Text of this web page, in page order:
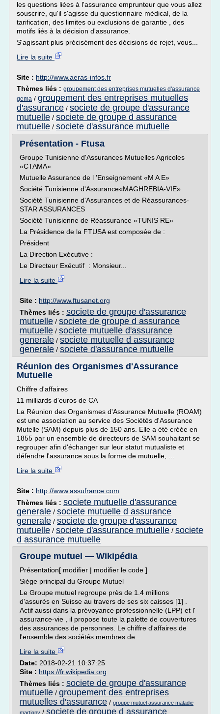
les questions liées à l'assurance emprunteur que vous allez
souscrire, qu'il s'agisse du questionnaire médical, de la
tarification, des limites ou exclusions de garantie , des
motifs liés à la décision d'assurance.
S'agissant plus précisément des décisions de rejet, vous...
Lire la suite
Site : http://www.aeras-infos.fr
Thèmes liés : groupement des entreprises mutuelles d'assurance
gema / groupement des entreprises mutuelles
d'assurance / societe de groupe d'assurance
mutuelle / societe de groupe d assurance
mutuelle / societe d'assurance mutuelle
Présentation - Ftusa
Groupe Tunisienne d'Assurances Mutuelles Agricoles
«CTAMA»
Mutuelle Assurance de l 'Enseignement «M A E»
Société Tunisienne d'Assurance«MAGHREBIA-VIE»
Société Tunisienne d'Assurances et de Réassurances-
STAR ASSURANCES
Société Tunisienne de Réassurance «TUNIS RE»
La Présidence de la FTUSA est composée de :
Président
La Direction Exécutive :
Le Directeur Exécutif : Monsieur...
Lire la suite
Site : http://www.ftusanet.org
Thèmes liés : societe de groupe d'assurance
mutuelle / societe de groupe d assurance
mutuelle / societe mutuelle d'assurance
generale / societe mutuelle d assurance
generale / societe d'assurance mutuelle
Réunion des Organismes d'Assurance
Mutuelle
Chiffre d'affaires
11 milliards d'euros de CA
La Réunion des Organismes d'Assurance Mutuelle (ROAM)
est une association au service des Sociétés d'Assurance
Mutelle (SAM) depuis plus de 150 ans. Elle a été créée en
1855 par un ensemble de directeurs de SAM souhaitant se
regrouper afin d'échanger sur leur statut mutualiste et
défendre l'assurance sous la forme de mutuelle, ...
Lire la suite
Site : http://www.assufrance.com
Thèmes liés : societe mutuelle d'assurance
generale / societe mutuelle d assurance
generale / societe de groupe d'assurance
mutuelle / societe d'assurance mutuelle / societe
d assurance mutuelle
Groupe mutuel — Wikipédia
Présentation[ modifier | modifier le code ]
Siège principal du Groupe Mutuel
Le Groupe mutuel regroupe près de 1.4 millions
d'assurés en Suisse au travers de ses six caisses [1] .
Actif aussi dans la prévoyance professionnelle (LPP) et l'
assurance-vie , il propose toute la palette de couvertures
des assurances de personnes. Le chiffre d'affaires de
l'ensemble des sociétés membres de...
Lire la suite
Date: 2018-02-21 10:37:25
Site : https://fr.wikipedia.org
Thèmes liés : societe de groupe d'assurance
mutuelle / groupement des entreprises
mutuelles d'assurance / groupe mutuel assurance maladie
martigny / societe de groupe d assurance